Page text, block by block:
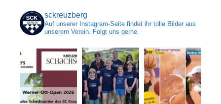
sckreuzberg
Auf unserer Instagram-Seite findet ihr tolle Bilder aus
unserem Verein. Folgt uns gerne.